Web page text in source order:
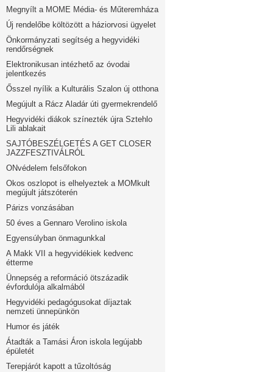
Megnyílt a MOME Média- és Műteremháza
Új rendelőbe költözött a háziorvosi ügyelet
Önkormányzati segítség a hegyvidéki
rendőrségnek
Elektronikusan intézhető az óvodai
jelentkezés
Ősszel nyílik a Kulturális Szalon új otthona
Megújult a Rácz Aladár úti gyermekrendelő
Hegyvidéki diákok színezték újra Sztehlo
Lili ablakait
SAJTÓBESZÉLGETÉS A GET CLOSER
JAZZFESZTIVÁLRÓL
ONvédelem felsőfokon
Okos oszlopot is elhelyeztek a MOMkult
megújult játszóterén
Párizs vonzásában
50 éves a Gennaro Verolino iskola
Egyensúlyban önmagunkkal
A Makk VII a hegyvidékiek kedvenc
étterme
Ünnepség a reformáció ötszázadik
évfordulója alkalmából
Hegyvidéki pedagógusokat díjaztak
nemzeti ünnepünkön
Humor és játék
Átadták a Tamási Áron iskola legújabb
épületét
Terepjárót kapott a tűzoltóság